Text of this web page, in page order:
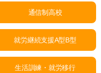
通信制高校
就労継続支援A型B型
生活訓練・就労移行